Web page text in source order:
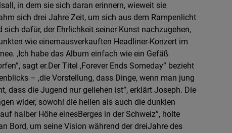
in dem sie sich daran erinnern, wieweit sie
sich drei Jahre Zeit, um sich aus dem Rampenlicht
dafür, der Ehrlichkeit seiner Kunst nachzugehen,
wie einemausverkauften Headliner-Konzert im
,Ich habe das Album einfach wie ein Gefäß
sagt er.Der Titel ,Forever Ends Someday” bezieht
– ,die Vorstellung, dass Dinge, wenn man jung
dass die Jugend nur geliehen ist”, erklärt Joseph. Die
wider, sowohl die hellen als auch die dunklen
halber Höhe einesBerges in der Schweiz”, holte
Bord, um seine Vision während der dreiJahre des